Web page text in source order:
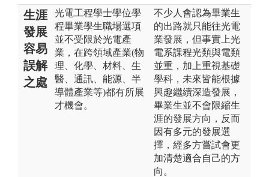
生涯
發展
容易
誤解
之處
光電工程學士學位學
程畢業學生職場選項
並不受限於光電產
業，在跨領域產業(物
理、化學、材料、生
醫、通訊、能源、半
導體產業等)都有所展
才機會。
不少人會認為畢業生
的出路就只能往光電
業發展，但事實上光
電系課程光類與電類
並重，加上重視基礎
學科，未來皆能根據
興趣繼續深造發展，
畢業生並不會限縮生
涯的發展方向，反而
因有多元的發展選
擇，經多方嘗試會更
加清楚適合自己的方
向。